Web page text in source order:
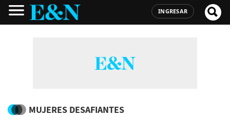
INGRESAR
MUJERES DESAFIANTES